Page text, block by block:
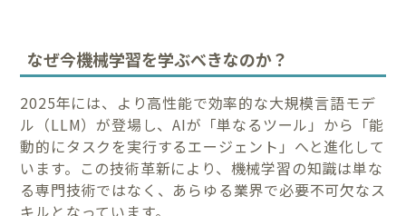
なぜ今機械学習を学ぶべきなのか？
2025年には、より高性能で効率的な大規模言語モデ
ル（LLM）が登場し、AIが「単なるツール」から「能
動的にタスクを実行するエージェント」へと進化して
います。この技術革新により、機械学習の知識は単な
る専門技術ではなく、あらゆる業界で必要不可欠なス